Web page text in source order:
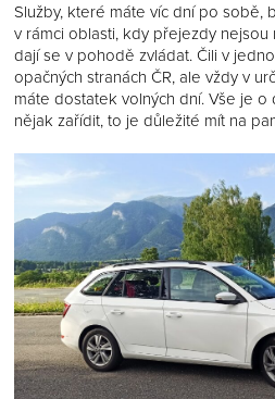
Služby, které máte víc dní po sobě,
v rámci oblasti, kdy přejezdy
dají se v pohodě zvládat. Čili v
opačných stranách ČR, ale vždy v
máte dostatek volných dní. Vše je
nějak zařídit, to je důležité mít na